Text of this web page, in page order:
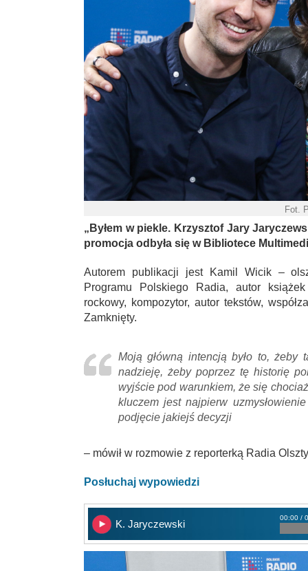
Fot.
„Byłem w piekle. Krzysztof Jary
promocja odbyła się w Bibliotece
Autorem publikacji jest Kamil Wicik –
Programu Polskiego Radia, autor
rockowy, kompozytor, autor tekstów,
Zamknięty.
Moją główną intencją było to, żeby
nadzieję, żeby poprzez tę historię
wyjście pod warunkiem, że się
kluczem jest najpierw
podjęcie jakiejś decyzji
– mówił w rozmowie z reporterką Radia
Posłuchaj wypowiedzi
K. Jaryczewski
00:00 /